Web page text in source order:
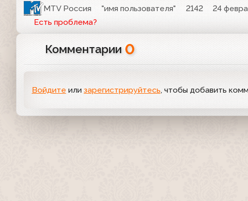
MTV Россия "имя пользователя" 2142
24
Есть проблема?
Комментарии 0
Войдите или зарегистрируйтесь, чтобы добавить